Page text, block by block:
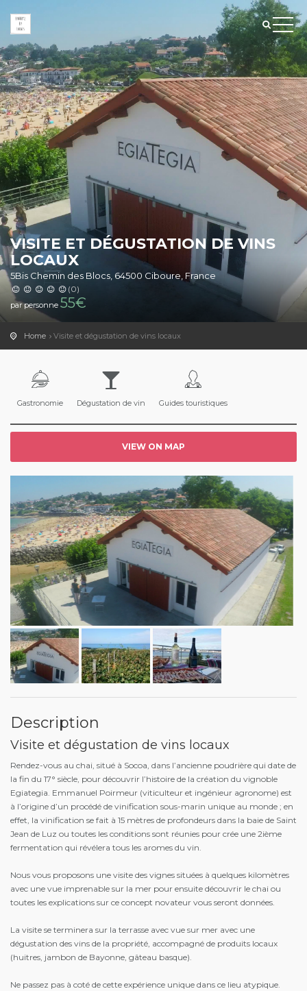
VISITE ET DÉGUSTATION DE VINS
LOCAUX
5Bis Chemin des Blocs, 64500 Ciboure, France
(0)
par personne 55€
Home Visite et dégustation de vins locaux
Gastronomie Dégustation de vin Guides touristiques
VIEW ON MAP
Description
Visite et dégustation de vins locaux
Rendez-vous au chai, situé à Socoa, dans l’ancienne poudrière qui date de
la fin du 17° siècle, pour découvrir l’histoire de la création du vignoble
Egiategia. Emmanuel Poirmeur (viticulteur et ingénieur agronome) est
à l’origine d’un procédé de vinification sous-marin unique au monde ; en
effet, la vinification se fait à 15 mètres de profondeurs dans la baie de Saint
Jean de Luz ou toutes les conditions sont réunies pour crée une 2ième
fermentation qui révélera tous les aromes du vin.
Nous vous proposons une visite des vignes situées à quelques kilomètres
avec une vue imprenable sur la mer pour ensuite découvrir le chai ou
toutes les explications sur ce concept novateur vous seront données.
La visite se terminera sur la terrasse avec vue sur mer avec une
dégustation des vins de la propriété, accompagné de produits locaux
(huitres, jambon de Bayonne, gâteau basque).
Ne passez pas à coté de cette expérience unique dans ce lieu atypique.